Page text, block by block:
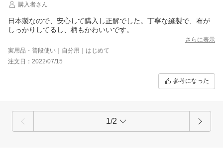
購入者さん
日本製なので、安心して購入し正解でした。丁寧な縫製で、布が
しっかりしてるし、柄もかわいいです。
さらに表示
実用品・普段使い｜自分用｜はじめて
注文日：2022/07/15
参考になった
1/2